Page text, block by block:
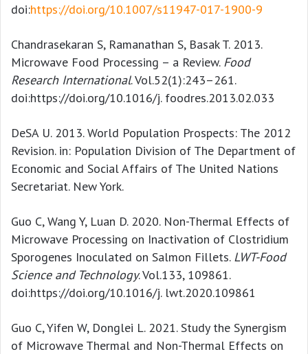
doi:https://doi.org/10.1007/s11947-017-1900-9
Chandrasekaran S, Ramanathan S, Basak T. 2013.
Microwave Food Processing – a Review. Food
Research International. Vol.52(1):243–261.
doi:https://doi.org/10.1016/j. foodres.2013.02.033
DeSA U. 2013. World Population Prospects: The 2012
Revision. in: Population Division of The Department of
Economic and Social Affairs of The United Nations
Secretariat. New York.
Guo C, Wang Y, Luan D. 2020. Non-Thermal Effects of
Microwave Processing on Inactivation of Clostridium
Sporogenes Inoculated on Salmon Fillets. LWT-Food
Science and Technology. Vol.133, 109861.
doi:https://doi.org/10.1016/j. lwt.2020.109861
Guo C, Yifen W, Donglei L. 2021. Study the Synergism
of Microwave Thermal and Non-Thermal Effects on